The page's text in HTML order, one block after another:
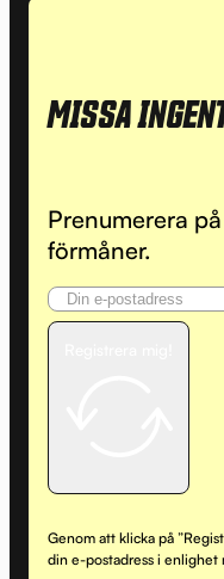
MISSA
Prenumerera
förmåner.
Genom att klicka på
din e-postadress i enlighet